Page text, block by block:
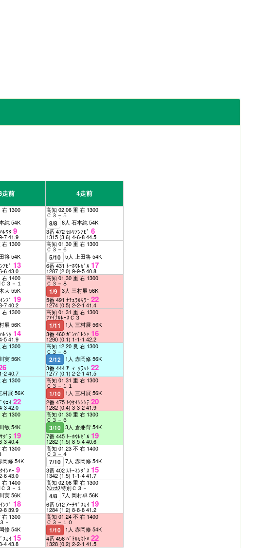
走前 4走前
右 1300
純 54K
ﾚﾜﾀ9
741.9
高知 02.06 重 右 1300
Ｃ３－５
8/8 8人 石本純 54K
3番 472 ｾﾙﾘｱﾝｱﾋﾟ6
1315(3.6) 4-6-844.5
右 1300
将 54K
ｱﾋﾟ 13
643.0
高知 01.30 重 右 1300
Ｃ３－６
5/10 5人 上田将 54K
6番 431 ﾄｰﾎｳﾚｾﾞﾙ 17
1287(2.0) 9-9-540.8
右 1400
３－１
大 55K
ﾝﾌﾞ 19
740.2
高知 01.30 重 右 1300
Ｃ３－８
1/9 3人 三村展 56K
5番 491 ﾅﾁｭﾗﾙｷﾗｰ22
1274(0.5) 2-2-141.4
右 1300
展 56K
ﾚﾜﾀ 14
541.9
高知 01.31 重 右 1300
ﾌｧｲﾅﾙﾚｰｽＣ３
1/11
1人 三村展 56K
3番 460 ｶﾞﾝﾊﾞﾚｼｬ 16
1290(0.1) 1-1-1 42.2
右 1300
実 56K
240.7
高知 12.20 良 右 1300
Ｃ３－８
2/12
1人 赤岡修 56K
3番 444 ｱｰﾏｰｸﾗｯﾄ22
1277(0.1) 2-2-1 41.5
右 1300
村展 56K
ｳｪｲ22
342.0
高知 01.31 重 右 1300
Ｃ３－１１
1/10
1人 三村展 56K
2番 475 ﾄｳｹｲｼﾝｼﾃ20
1282(0.4)3-3-241.9
右 1300
敏 54K
ｸﾞﾗ 19
340.4
高知 01.30 重 右 1300
Ｃ３－６
3/10 3人 倉兼育 54K
7番 445 ﾄｰﾎｳﾚｾﾞﾙ 19
1282(1.5) 8-5-440.6
右 1300
岡修 54K
ｲﾝﾊｰ9
643.0
高知 01.23 不 右 1400
Ｃ３－４
7/10 7人 赤岡修 54K
3番 402 ｽﾄｰﾐﾝｸﾞｽ 15
1342(1.5) 1-1-441.7
右 1400
３－１
実 56K
ﾝﾌﾞ 18
839.9
高知 02.06 重 右 1300
ｸﾛｯｶｽ特別Ｃ３－
4/8 7人 岡村卓 56K
6番 512 ｱｰﾁｻﾞｽｶｲ 19
1284(1.2) 8-8-841.2
右 1300
－
修 54K
ｽｶｲ 15
443.8
高知 01.24 不 右 1400
Ｃ３－１０
1/10
1人 赤岡修 54K
4番 456 ﾊﾞﾄﾙｾｷﾄﾊ22
1328(0.2) 2-2-1 41.5